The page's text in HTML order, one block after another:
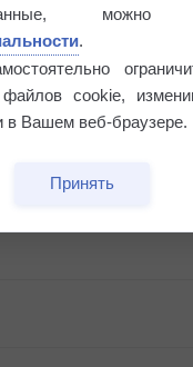
можно
.
файлов cookie,
в Вашем веб-браузере.
Принять